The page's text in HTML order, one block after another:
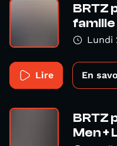
BRTZ
famille
Lundi
Lire En
BRTZ
Men +